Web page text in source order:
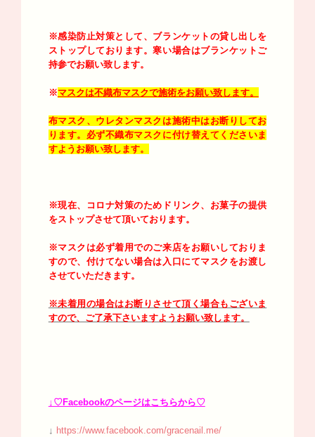
※感染防止対策として、ブランケットの貸し出しを
ストップしております。寒い場合はブランケットご
持参でお願い致します。
※マスクは不織布マスクで施術をお願い致します。
布マスク、ウレタンマスクは施術中はお断りしてお
ります。必ず不織布マスクに付け替えてくださいま
すようお願い致します。
※現在、コロナ対策のためドリンク、お菓子の提供
をストップさせて頂いております。
※マスクは必ず着用でのご来店をお願いしておりま
すので、付けてない場合は入口にてマスクをお渡し
させていただきます。
※未着用の場合はお断りさせて頂く場合もございま
すので、ご了承下さいますようお願い致します。
↓♡Facebookのページはこちらから♡
↓ https://www.facebook.com/gracenail.me/